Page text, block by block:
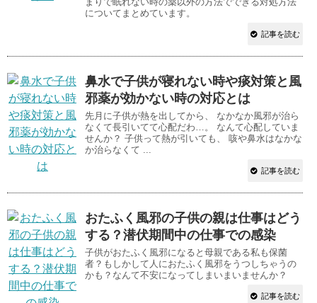
についてまとめています。
記事を読む
鼻水で子供が寝れない時や痰対策と風
邪薬が効かない時の対応とは
先月に子供が熱を出してから、 なかなか風邪が治ら
なくて長引いてて心配だわ…。 なんて心配していま
せんか？ 子供って熱が引いても、 咳や鼻水はなかな
か治らなくて ...
記事を読む
おたふく風邪の子供の親は仕事はどう
する？潜伏期間中の仕事での感染
子供がおたふく風邪になると母親である私も保菌
者？もしかして人におたふく風邪をうつしちゃうの
かも？なんて不安になってしまいまいませんか？
記事を読む